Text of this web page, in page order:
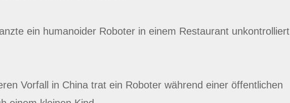
ein humanoider Roboter in einem Restaurant unkontrolliert
Vorfall in China trat ein Roboter während einer öffentlichen